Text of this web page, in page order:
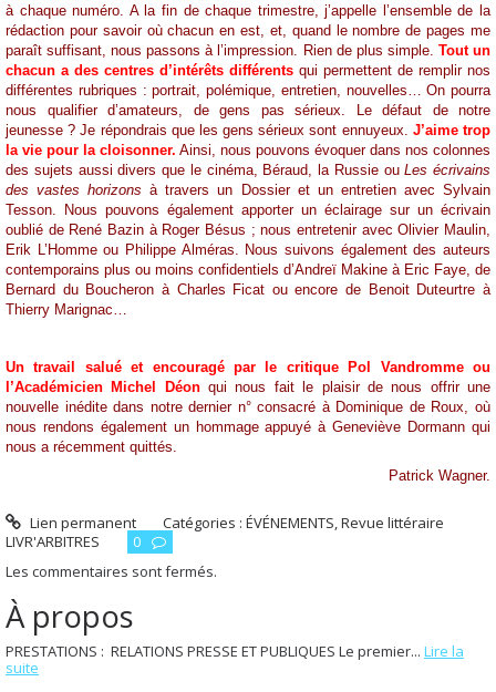
À propos
PRESTATIONS : RELATIONS PRESSE ET PUBLIQUES Le premier... Lire la
suite
à chaque numéro. A la fin de chaque trimestre, j’appelle l’ensemble de la
rédaction pour savoir où chacun en est, et, quand le nombre de pages me
paraît suffisant, nous passons à l’impression. Rien de plus simple. Tout un
chacun a des centres d’intérêts différents qui permettent de remplir nos
différentes rubriques : portrait, polémique, entretien, nouvelles… On pourra
nous qualifier d’amateurs, de gens pas sérieux. Le défaut de notre
jeunesse ? Je répondrais que les gens sérieux sont ennuyeux. J’aime trop
la vie pour la cloisonner. Ainsi, nous pouvons évoquer dans nos colonnes
des sujets aussi divers que le cinéma, Béraud, la Russie ouLes écrivains
des vastes horizons à travers un Dossier et un entretien avec Sylvain
Tesson. Nous pouvons également apporter un éclairage sur un écrivain
oublié de René Bazin à Roger Bésus ; nous entretenir avec Olivier Maulin,
Erik L’Homme ou Philippe Alméras. Nous suivons également des auteurs
contemporains plus ou moins confidentiels d’Andreï Makine à Eric Faye, de
Bernard du Boucheron à Charles Ficat ou encore de Benoit Duteurtre à
Thierry Marignac…
Un travail salué et encouragé par le critique Pol Vandromme ou
l’Académicien Michel Déonqui nous fait le plaisir de nous offrir une
nouvelle inédite dans notre dernier n° consacré à Dominique de Roux, où
nous rendons également un hommage appuyé à Geneviève Dormann qui
nous a récemment quittés.
Patrick Wagner.
Lien permanent Catégories :ÉVÉNEMENTS,Revue littéraire
LIVR'ARBITRES
0
Les commentaires sont fermés.